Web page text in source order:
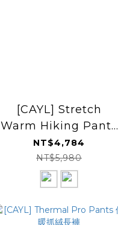
[CAYL] Stretch
Warm Hiking Pants
彈性保暖戶外長褲
NT$4,784
NT$5,980